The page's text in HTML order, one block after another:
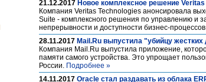
21.12.2017 Новое комплексное решение
Компания Veritas Technologies анонсировала
Suite - комплексного решения по управлению и
непрерывности и доступности бизнес-
28.11.2017 Mail.Ru выпустила "убийцу жестких
Компания Mail.Ru выпустила приложение,
памяти самого устройства. Это упрощает
России. Подробнее »
14.11.2017 Oracle стал раздавать из облака